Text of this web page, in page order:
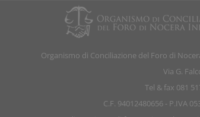
Organismo di Conciliazione del Foro di
Via G.
Tel & fax 081
C.F. 94012480656 - P.IVA